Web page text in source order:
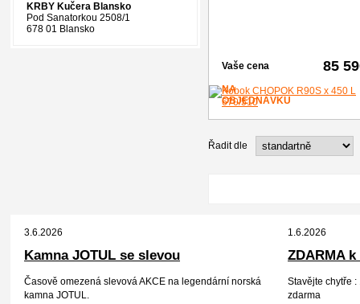
Vaše cena 85
NA
OBJEDNÁVKU
Řadit dle
KRBY Kučera Blansko
Pod Sanatorkou 2508/1
678 01 Blansko
3.6.2026
Kamna JOTUL se slevou
Časově omezená slevová AKCE na legendární norská
kamna JOTUL.
1.6.2026
ZDARMA
Stavějte chytře
zdarma